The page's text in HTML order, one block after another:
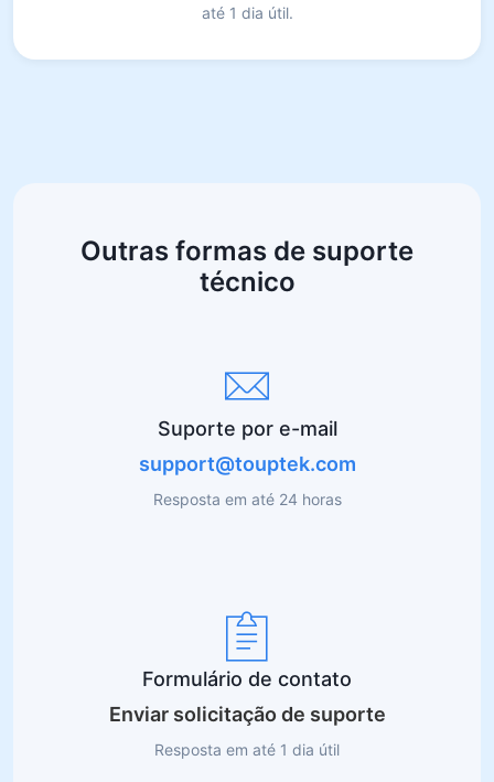
até 1 dia útil.
Outras formas de suporte
técnico
Suporte por e-mail
support@touptek.com
Resposta em até 24 horas
Formulário de contato
Enviar solicitação de suporte
Resposta em até 1 dia útil